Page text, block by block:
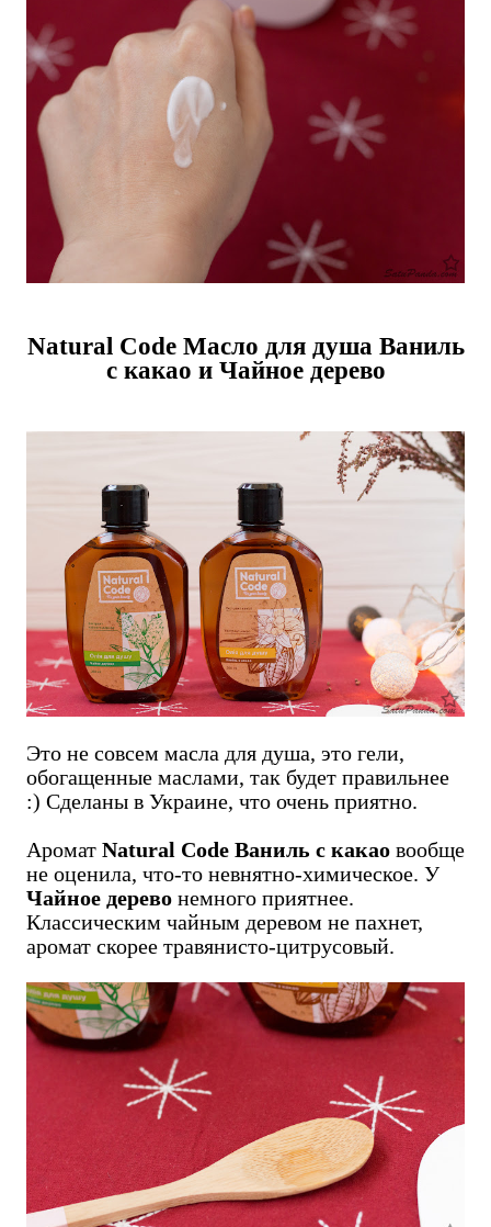
Natural Code Масло для душа Ваниль
с какао и Чайное дерево
Это не совсем масла для душа, это гели,
обогащенные маслами, так будет правильнее
:) Сделаны в Украине, что очень приятно.
Аромат Natural Code Ваниль с какао вообще
не оценила, что-то невнятно-химическое. У
Чайное дерево немного приятнее.
Классическим чайным деревом не пахнет,
аромат скорее травянисто-цитрусовый.